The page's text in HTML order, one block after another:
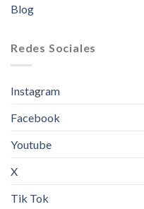
Blog
Redes Sociales
Instagram
Facebook
Youtube
X
Tik Tok